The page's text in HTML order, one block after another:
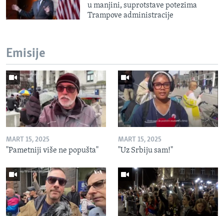
u manjini, suprotstave potezima
Trampove administracije
Emisije
MART 15, 2025
"Pametniji više ne popušta"
MART 15, 2025
"Uz Srbiju sam!"